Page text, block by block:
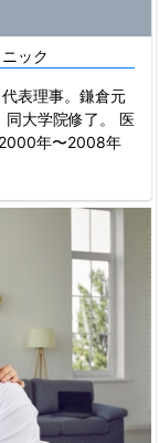
ック
表理事。鎌倉元
同大学院修了。 医
年〜2008年